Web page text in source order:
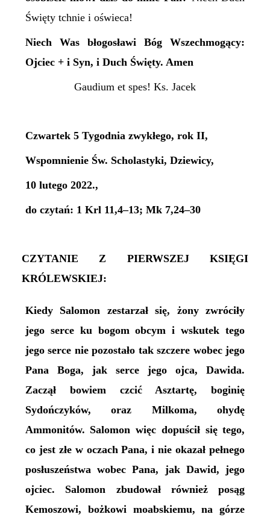
Święty tchnie i oświeca!
Niech Was błogosławi Bóg Wszechmogący:
Ojciec + i Syn, i Duch Święty. Amen
Gaudium et spes! Ks. Jacek
Czwartek 5 Tygodnia zwykłego, rok II,
Wspomnienie Św. Scholastyki, Dziewicy,
10 lutego 2022.,
do czytań: 1 Krl 11,4–13; Mk 7,24–30
CZYTANIE Z PIERWSZEJ KSIĘGI
KRÓLEWSKIEJ:
Kiedy Salomon zestarzał się, żony zwróciły
jego serce ku bogom obcym i wskutek tego
jego serce nie pozostało tak szczere wobec jego
Pana Boga, jak serce jego ojca, Dawida.
Zaczął bowiem czcić Asztartę, boginię
Sydończyków, oraz Milkoma, ohydę
Ammonitów. Salomon więc dopuścił się tego,
co jest złe w oczach Pana, i nie okazał pełnego
posłuszeństwa wobec Pana, jak Dawid, jego
ojciec. Salomon zbudował również posąg
Kemoszowi, bożkowi moabskiemu, na górze